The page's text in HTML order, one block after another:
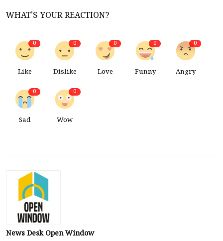
WHAT'S YOUR REACTION?
0
Like
0
Dislike
0
Love
0
Funny
0
Angry
0
Sad
0
Wow
News Desk Open Window